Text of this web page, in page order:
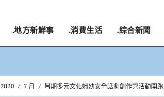
.地方新鮮事 .消費生活 .綜合新聞
2020 7 月 暑期多元文化婦幼安全話劇創作營活動開跑